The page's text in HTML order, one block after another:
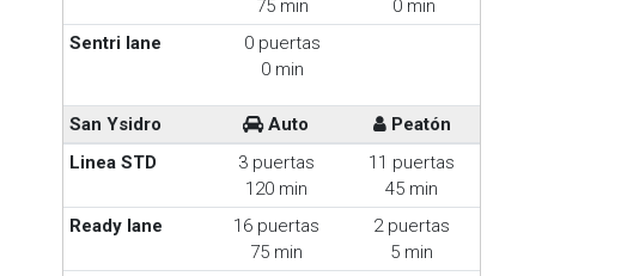
75 min
0 min
Sentri lane
0 puertas
0 min
San Ysidro Auto
Peatón
Linea STD
3 puertas
120 min
11 puertas
45 min
Ready lane
16 puertas
75 min
2 puertas
5 min